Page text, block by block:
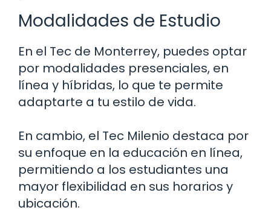
Modalidades de Estudio
En el Tec de Monterrey, puedes optar
por modalidades presenciales, en
línea y híbridas, lo que te permite
adaptarte a tu estilo de vida.
En cambio, el Tec Milenio destaca por
su enfoque en la educación en línea,
permitiendo a los estudiantes una
mayor flexibilidad en sus horarios y
ubicación.